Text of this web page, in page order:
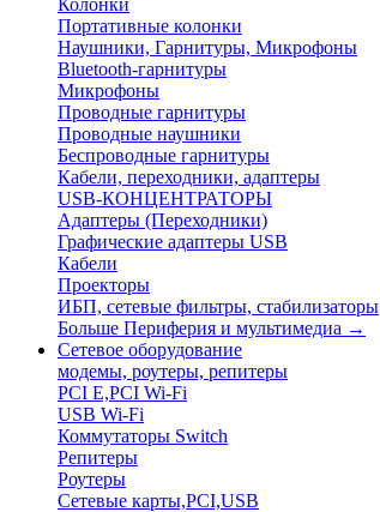
Колонки
Портативные колонки
Наушники, Гарнитуры, Микрофоны
Bluetooth-гарнитуры
Микрофоны
Проводные гарнитуры
Проводные наушники
Беспроводные гарнитуры
Кабели, переходники, адаптеры
USB-КОНЦЕНТРАТОРЫ
Адаптеры (Переходники)
Графические адаптеры USB
Кабели
Проекторы
ИБП, сетевые фильтры, стабилизаторы
Больше Периферия и мультимедиа →
Сетевое оборудование
модемы, роутеры, репитеры
PCI E,PCI Wi-Fi
USB Wi-Fi
Коммутаторы Switch
Репитеры
Роутеры
Сетевые карты,PCI,USB